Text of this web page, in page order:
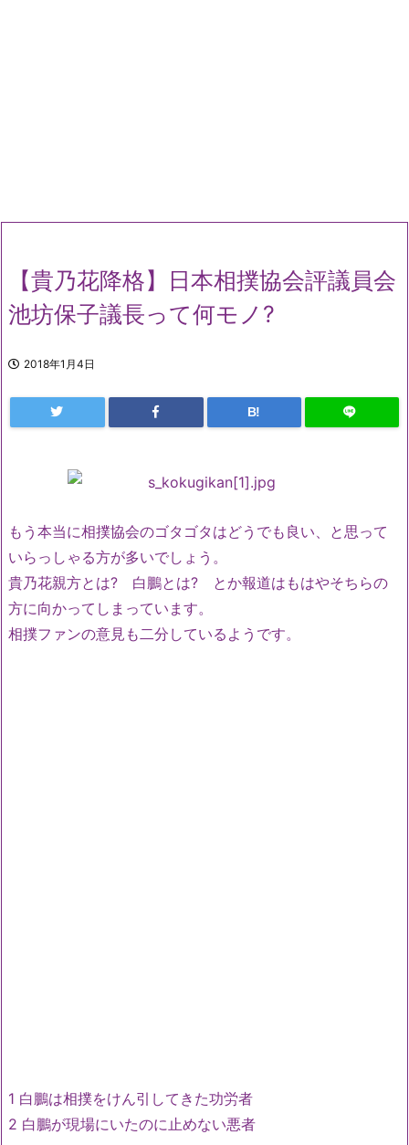
【貴乃花降格】日本相撲協会評議員会
池坊保子議長って何モノ?
2018年1月4日
B!
もう本当に相撲協会のゴタゴタはどうでも良い、と思って
いらっしゃる方が多いでしょう。
貴乃花親方とは? 白鵬とは? とか報道はもはやそちらの
方に向かってしまっています。
相撲ファンの意見も二分しているようです。
1 白鵬は相撲をけん引してきた功労者
2 白鵬が現場にいたのに止めない悪者